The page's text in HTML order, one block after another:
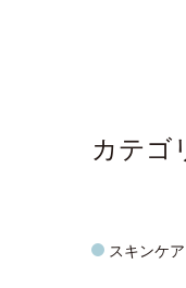
カテゴ
スキンケア